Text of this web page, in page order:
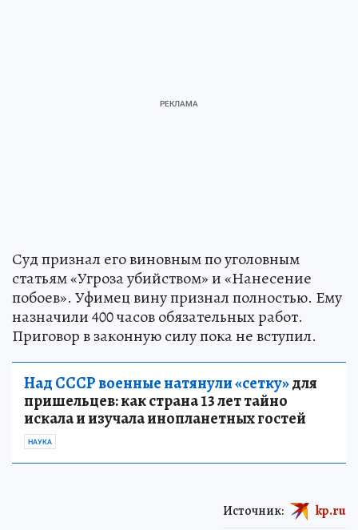
Суд признал его виновным по уголовным
статьям «Угроза убийством» и «Нанесение
побоев». Уфимец вину признал полностью. Ему
назначили 400 часов обязательных работ.
Приговор в законную силу пока не вступил.
Над СССР военные натянули «сетку»для
пришельцев: как страна 13 лет тайно
искала и изучала инопланетных гостей
НАУКА
Источник: kp.ru